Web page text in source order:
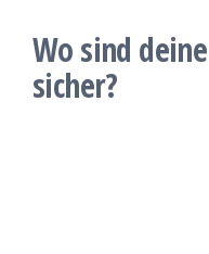
Wo sind
sicher?